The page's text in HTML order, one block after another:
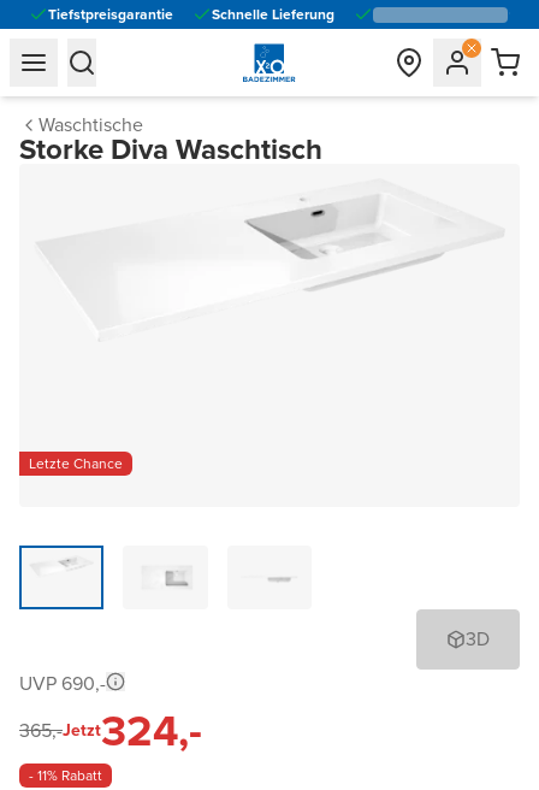
Tiefstpreisgarantie Schnelle Lieferung
general.navigation.toggle_menu.label
general.navigation.toggle_menu.label
Waschtische
Storke Diva Waschtisch
Letzte Chance
3D
UVP 690,-
365,-Jetzt324,-
- 11% Rabatt